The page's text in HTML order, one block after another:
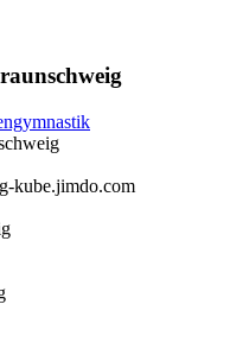
kube.jimdo.com